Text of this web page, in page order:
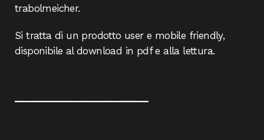
trabolmeicher.
Si tratta di un prodotto user e mobile friendly,
disponibile al download in pdf e alla lettura.